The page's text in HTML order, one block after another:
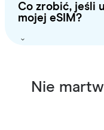
Co zrobić, jeśli
mojej eSIM?
Nie